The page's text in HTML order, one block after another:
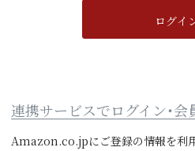
ログイ
連携サービスでログイン・会
Amazon.co.jpにご登録の情報を利